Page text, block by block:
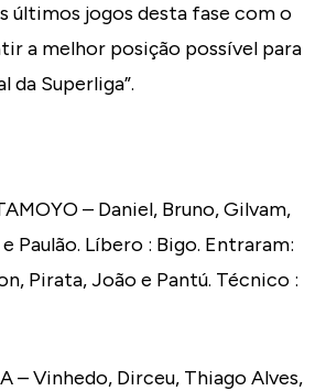
últimos jogos desta fase com o
a melhor posição possível para
da Superliga”.
– Daniel, Bruno, Gilvam,
Paulão. Líbero : Bigo. Entraram:
Pirata, João e Pantú. Técnico :
– Vinhedo, Dirceu, Thiago Alves,